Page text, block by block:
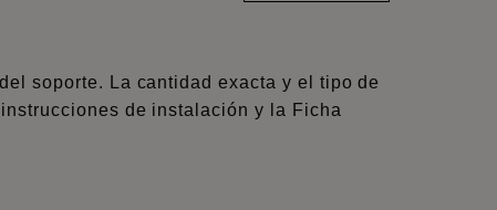
soporte. La cantidad exacta y el tipo de
de instalación y la Ficha